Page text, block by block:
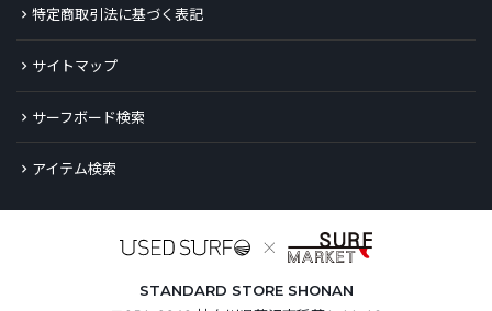
特定商取引法に基づく表記
サイトマップ
サーフボード検索
アイテム検索
STANDARD STORE SHONAN